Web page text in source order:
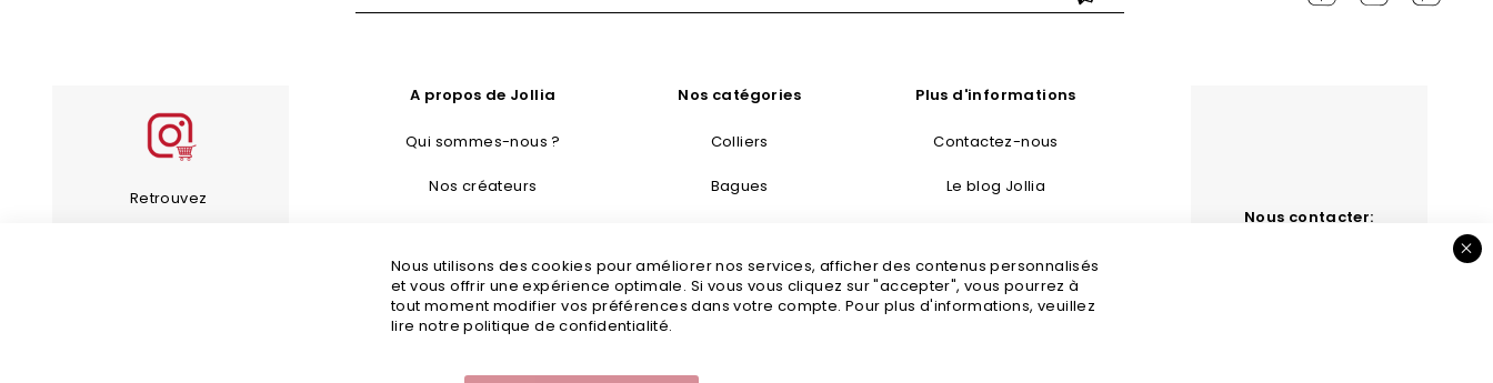
Retrouvez
A propos de Jollia
Qui sommes-nous ?
Nos créateurs
Guide d’entretien
Guide des tailles
Nos catégories
Colliers
Bagues
Boucles d’oreilles
Plus d'informations
Contactez-nous
Le blog Jollia
Mentions légales
Nous contacter:
Nous utilisons des cookies pour améliorer nos services, afficher des contenus personnalisés
et vous offrir une expérience optimale. Si vous vous cliquez sur "accepter", vous pourrez à
tout moment modifier vos préférences dans votre compte. Pour plus d'informations, veuillez
lire notre politique de confidentialité.